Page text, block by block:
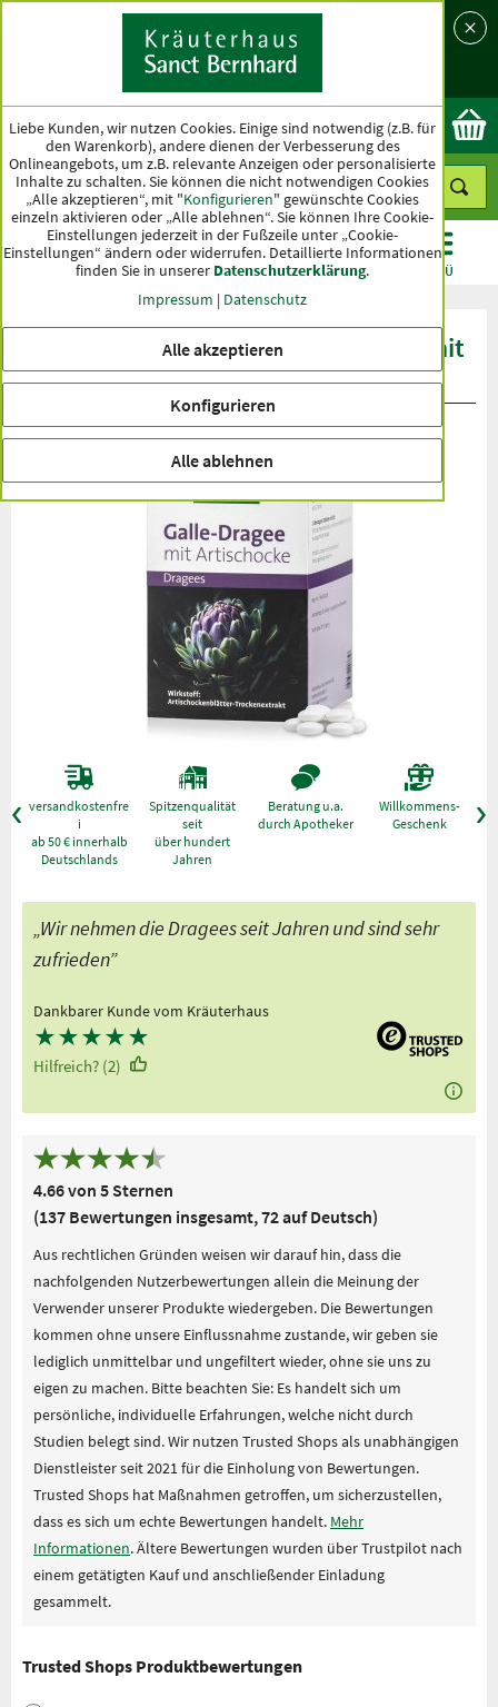
Land
Ok
KATEGORIEN ANGEBOTE TOPSELLER MENÜ
Produktbewertungen Galle-Dragee mit
Artischocke
versandkostenfre
i
ab 50 € innerhalb
Deutschlands
Spitzenqualität
seit
über hundert
Jahren
Beratung u.a.
durch Apotheker
Willkommens-
Geschenk
„Wir nehmen die Dragees seit Jahren und sind sehr
zufrieden”
Dankbarer Kunde vom Kräuterhaus
★★★★★
Hilfreich? (2)
4.66 von 5 Sternen
(137 Bewertungen insgesamt, 72 auf Deutsch)
Aus rechtlichen Gründen weisen wir darauf hin, dass die
nachfolgenden Nutzerbewertungen allein die Meinung der
Verwender unserer Produkte wiedergeben. Die Bewertungen
kommen ohne unsere Einflussnahme zustande, wir geben sie
lediglich unmittelbar und ungefiltert wieder, ohne sie uns zu
eigen zu machen. Bitte beachten Sie: Es handelt sich um
persönliche, individuelle Erfahrungen, welche nicht durch
Studien belegt sind. Wir nutzen Trusted Shops als unabhängigen
Dienstleister seit 2021 für die Einholung von Bewertungen.
Trusted Shops hat Maßnahmen getroffen, um sicherzustellen,
dass es sich um echte Bewertungen handelt. Mehr
Informationen. Ältere Bewertungen wurden über Trustpilot nach
einem getätigten Kauf und anschließender Einladung
gesammelt.
Trusted Shops Produktbewertungen
Liebe Kunden, wir nutzen Cookies. Einige sind notwendig (z.B. für
den Warenkorb), andere dienen der Verbesserung des
Onlineangebots, um z.B. relevante Anzeigen oder personalisierte
Inhalte zu schalten. Sie können die nicht notwendigen Cookies
„Alle akzeptieren“, mit "Konfigurieren" gewünschte Cookies
einzeln aktivieren oder „Alle ablehnen“. Sie können Ihre Cookie-
Einstellungen jederzeit in der Fußzeile unter „Cookie-
Einstellungen“ ändern oder widerrufen. Detaillierte Informationen
finden Sie in unserer Datenschutzerklärung.
Impressum | Datenschutz
Alle akzeptieren
Konfigurieren
Alle ablehnen